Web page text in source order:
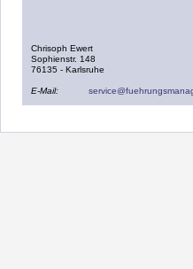
Chrisoph Ewert
Sophienstr. 148
76135 - Karlsruhe
E-Mail: